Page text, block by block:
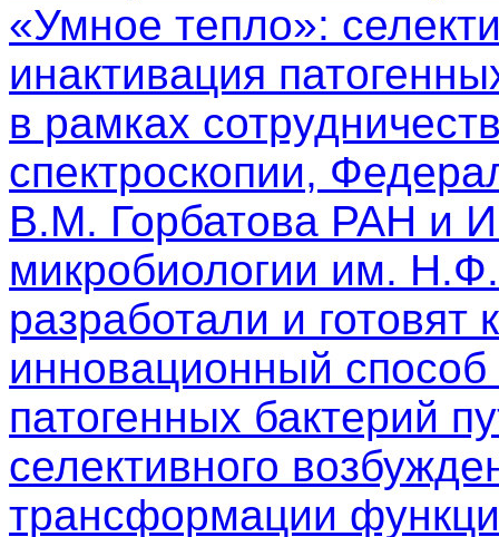
«Умное тепло»:
инактивация
в рамках
спектроскопии,
В.М. Горбатова РАН и
микробиологии им.
разработали и готовят
инновационный
патогенных бактерий
селективного
трансформации